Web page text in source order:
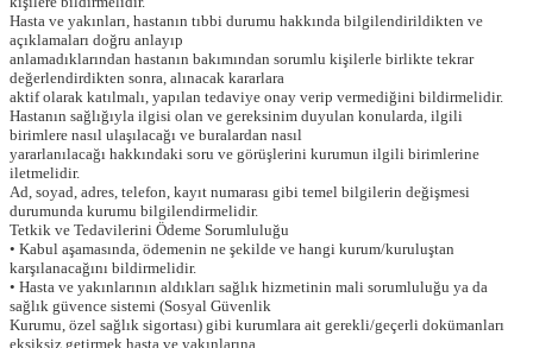
Hasta ve yakınları, hastanın tıbbi durumu hakkında bilgilendirildikten ve
açıklamaları doğru anlayıp
anlamadıklarından hastanın bakımından sorumlu kişilerle birlikte tekrar
değerlendirdikten sonra, alınacak kararlara
aktif olarak katılmalı, yapılan tedaviye onay verip vermediğini bildirmelidir.
Hastanın sağlığıyla ilgisi olan ve gereksinim duyulan konularda, ilgili
birimlere nasıl ulaşılacağı ve buralardan nasıl
yararlanılacağı hakkındaki soru ve görüşlerini kurumun ilgili birimlerine
iletmelidir.
Ad, soyad, adres, telefon, kayıt numarası gibi temel bilgilerin değişmesi
durumunda kurumu bilgilendirmelidir.
Tetkik ve Tedavilerini Ödeme Sorumluluğu
• Kabul aşamasında, ödemenin ne şekilde ve hangi kurum/kuruluştan
karşılanacağını bildirmelidir.
• Hasta ve yakınlarının aldıkları sağlık hizmetinin mali sorumluluğu ya da
sağlık güvence sistemi (Sosyal Güvenlik
Kurumu, özel sağlık sigortası) gibi kurumlara ait gerekli/geçerli dokümanları
eksiksiz getirmek hasta ve yakınlarına